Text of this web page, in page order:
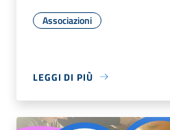
Associazioni
LEGGI DI PIÙ